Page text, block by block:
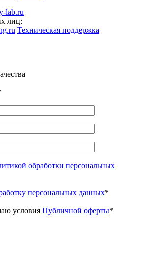
lab.ru
лиц:
Техническая поддержка
обработки персональных
персональных данных*
условия Публичной оферты*